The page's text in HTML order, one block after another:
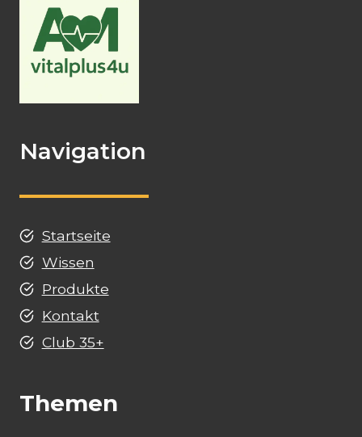
Navigation
Startseite
Wissen
Produkte
Kontakt
Club 35+
Themen